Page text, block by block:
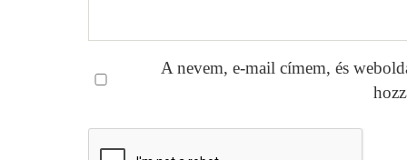
A nevem, e-mail címem, és